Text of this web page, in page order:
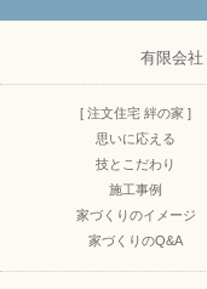
有限会
[ 注文住宅 絆の家 ]
思いに応える
技とこだわり
施工事例
家づくりのイメージ
家づくりのQ&A